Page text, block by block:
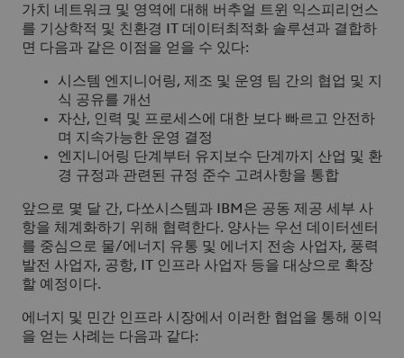
가치 네트워크 및 영역에 대해 버추얼 트윈 익스피리언스
를 기상학적 및 친환경 IT 데이터최적화 솔루션과 결합하
면 다음과 같은 이점을 얻을 수 있다:
시스템 엔지니어링, 제조 및 운영 팀 간의 협업 및 지
식 공유를 개선
자산, 인력 및 프로세스에 대한 보다 빠르고 안전하
며 지속가능한 운영 결정
엔지니어링 단계부터 유지보수 단계까지 산업 및 환
경 규정과 관련된 규정 준수 고려사항을 통합
앞으로 몇 달 간, 다쏘시스템과 IBM은 공동 제공 세부 사
항을 체계화하기 위해 협력한다. 양사는 우선 데이터센터
를 중심으로 물/에너지 유통 및 에너지 전송 사업자, 풍력
발전 사업자, 공항, IT 인프라 사업자 등을 대상으로 확장
할 예정이다.
에너지 및 민간 인프라 시장에서 이러한 협업을 통해 이익
을 얻는 사례는 다음과 같다: